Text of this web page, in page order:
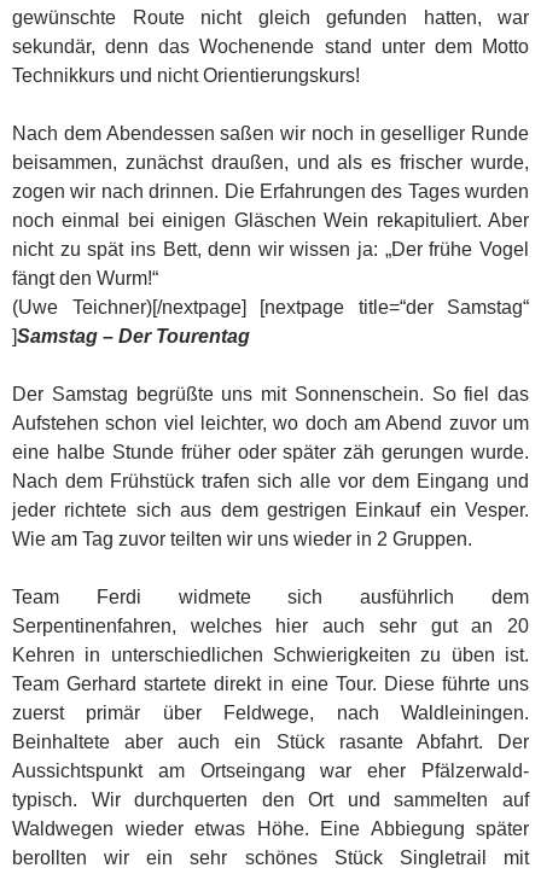
gewünschte Route nicht gleich gefunden hatten, war
sekundär, denn das Wochenende stand unter dem Motto
Technikkurs und nicht Orientierungskurs!
Nach dem Abendessen saßen wir noch in geselliger Runde
beisammen, zunächst draußen, und als es frischer wurde,
zogen wir nach drinnen. Die Erfahrungen des Tages wurden
noch einmal bei einigen Gläschen Wein rekapituliert. Aber
nicht zu spät ins Bett, denn wir wissen ja: „Der frühe Vogel
fängt den Wurm!“
(Uwe Teichner)[/nextpage] [nextpage title=“der Samstag“
]Samstag – Der Tourentag
Der Samstag begrüßte uns mit Sonnenschein. So fiel das
Aufstehen schon viel leichter, wo doch am Abend zuvor um
eine halbe Stunde früher oder später zäh gerungen wurde.
Nach dem Frühstück trafen sich alle vor dem Eingang und
jeder richtete sich aus dem gestrigen Einkauf ein Vesper.
Wie am Tag zuvor teilten wir uns wieder in 2 Gruppen.
Team Ferdi widmete sich ausführlich dem
Serpentinenfahren, welches hier auch sehr gut an 20
Kehren in unterschiedlichen Schwierigkeiten zu üben ist.
Team Gerhard startete direkt in eine Tour. Diese führte uns
zuerst primär über Feldwege, nach Waldleiningen.
Beinhaltete aber auch ein Stück rasante Abfahrt. Der
Aussichtspunkt am Ortseingang war eher Pfälzerwald-
typisch. Wir durchquerten den Ort und sammelten auf
Waldwegen wieder etwas Höhe. Eine Abbiegung später
berollten wir ein sehr schönes Stück Singletrail mit